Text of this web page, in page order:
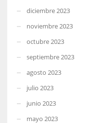
diciembre 2023
noviembre 2023
octubre 2023
septiembre 2023
agosto 2023
julio 2023
junio 2023
mayo 2023